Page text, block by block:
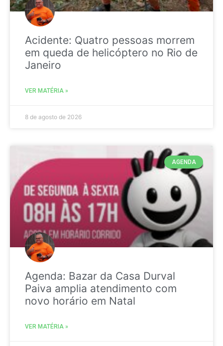
Acidente: Quatro pessoas morrem
em queda de helicóptero no Rio de
Janeiro
VER MATÉRIA »
8 de agosto de 2026
AGENDA
Agenda: Bazar da Casa Durval
Paiva amplia atendimento com
novo horário em Natal
VER MATÉRIA »